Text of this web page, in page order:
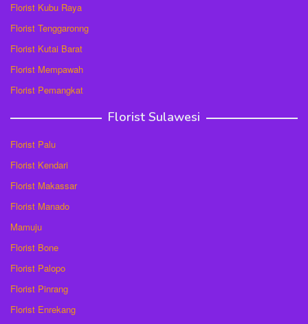
Florist Kubu Raya
Florist Tenggaronng
Florist Kutai Barat
Florist Mempawah
Florist Pemangkat
Florist Sulawesi
Florist Palu
Florist Kendari
Florist Makassar
Florist Manado
Mamuju
Florist Bone
Florist Palopo
Florist Pinrang
Florist Enrekang